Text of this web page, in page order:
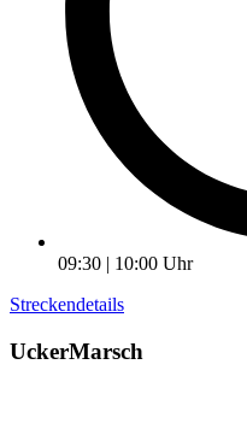
09:30 | 10:00 Uhr
Streckendetails
UckerMarsch